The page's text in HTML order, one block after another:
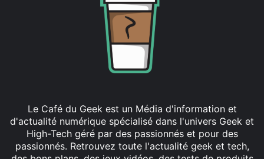
Le Café du Geek est un Média d'information et
d'actualité numérique spécialisé dans l'univers Geek et
High-Tech géré par des passionnés et pour des
passionnés. Retrouvez toute l'actualité geek et tech,